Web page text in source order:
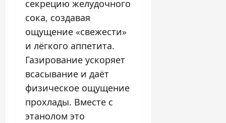
секрецию желудочного
сока, создавая
ощущение «свежести»
и лёгкого аппетита.
Газирование ускоряет
всасывание и даёт
физическое ощущение
прохлады. Вместе с
этанолом это